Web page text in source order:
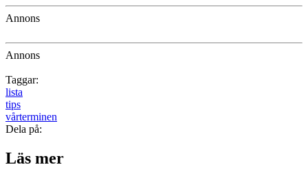
Annons
Annons
Taggar:
lista
tips
vårterminen
Dela på:
Läs mer